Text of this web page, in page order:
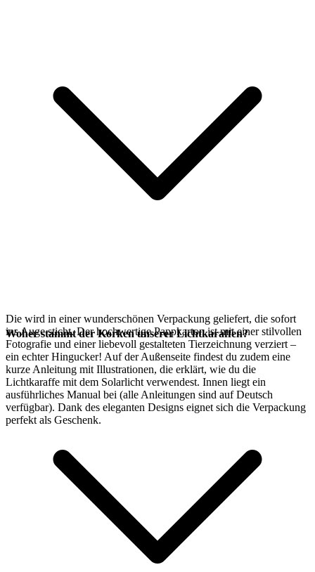
Die wird in einer wunderschönen Verpackung geliefert, die sofort
ins Auge sticht. Der hochwertige Pappkarton ist mit einer stilvollen
Fotografie und einer liebevoll gestalteten Tierzeichnung verziert –
ein echter Hingucker! Auf der Außenseite findest du zudem eine
kurze Anleitung mit Illustrationen, die erklärt, wie du die
Lichtkaraffe mit dem Solarlicht verwendest. Innen liegt ein
ausführliches Manual bei (alle Anleitungen sind auf Deutsch
verfügbar). Dank des eleganten Designs eignet sich die Verpackung
perfekt als Geschenk.
Woher stammt der Korken unserer Lichtkaraffen?